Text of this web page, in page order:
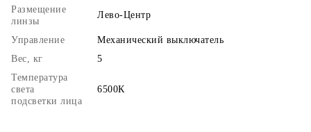
Размещение
линзы
Лево-Центр
Управление
Механический выключатель
Вес, кг
5
Температура
света
подсветки лица
6500К